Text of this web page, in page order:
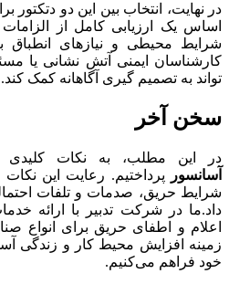
در نهایت، انتخاب بین این دو دتکتور
اساس یک ارزیابی کامل از
شرایط محیطی و نیازهای انطباق
کارشناسان ایمنی آتش نشانی یا
تواند به تصمیم گیری آگاهانه کمک کند.
سخن آخر
در این مطلب، به نکات کلیدی
آسانسور
پرداختیم. رعایت این نکات
شرایط حریق، صدمات و تلفات
داد.ما در شرکت تدبیر با ارائه
اعلام و اطفای حریق برای انواع
زمینه افزایش محیط کار و زندگی
خود فراهم می‌کنیم.